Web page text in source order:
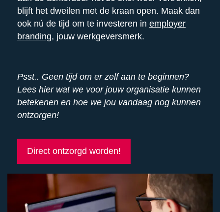
blijft het dweilen met de kraan open. Maak dan
ook nú de tijd om te investeren in employer
branding, jouw werkgeversmerk.
Psst.. Geen tijd om er zelf aan te beginnen?
Lees hier wat we voor jouw organisatie kunnen
betekenen en hoe we jou vandaag nog kunnen
ontzorgen!
Direct ontzorgd worden!